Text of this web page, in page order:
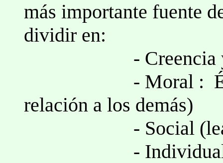
más importante fuente
dividir en:
- Creencia y Fe
- Moral : Ética
relación a los demás)
- Social (lealtad,
- Individual (